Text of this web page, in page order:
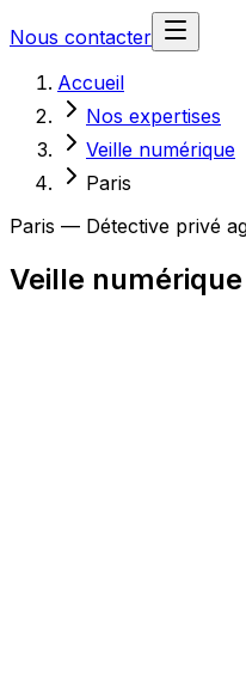
Nous contacter
Accueil
Nos expertises
Veille numérique
Paris
Paris — Détective privé
Veille